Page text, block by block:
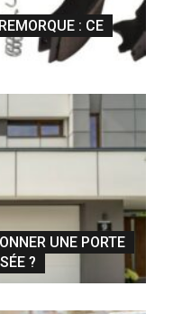
: CE
UNE PORTE
?